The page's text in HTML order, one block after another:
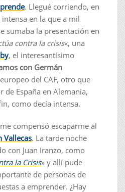
. Llegué corriendo, en
en la que a mil
sumaba la presentación en
contra la crisis«, una
, el interesantísimo
con Germán
del CAF, otro que
de España en Alemania,
como decía intensa.
compensó escaparme al
Vallecas. La tarde noche
con Juan Iranzo, como
la Crisis» y allí pude
de personas de
a emprender. ¿Hay